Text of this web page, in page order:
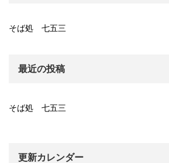
そば処 七五三
最近の投稿
そば処 七五三
更新カレンダー